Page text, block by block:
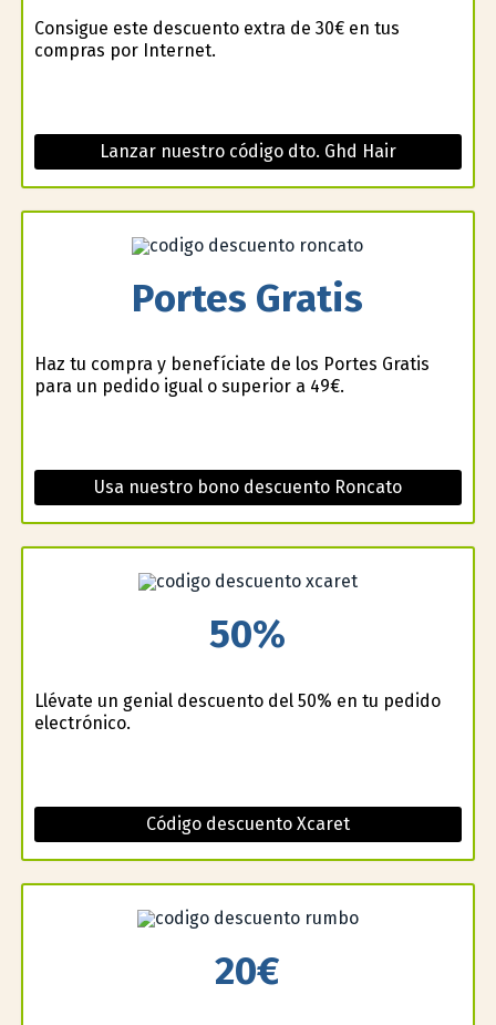
Consigue este descuento extra de 30€ en tus
compras por Internet.
Lanzar nuestro código dto. Ghd Hair
Portes Gratis
Haz tu compra y benefíciate de los Portes Gratis
para un pedido igual o superior a 49€.
Usa nuestro bono descuento Roncato
50%
Llévate un genial descuento del 50% en tu pedido
electrónico.
Código descuento Xcaret
20€